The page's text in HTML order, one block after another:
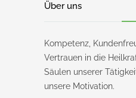
Über uns
Kompetenz,
Vertrauen in die
Säulen unserer
unsere Motivation.